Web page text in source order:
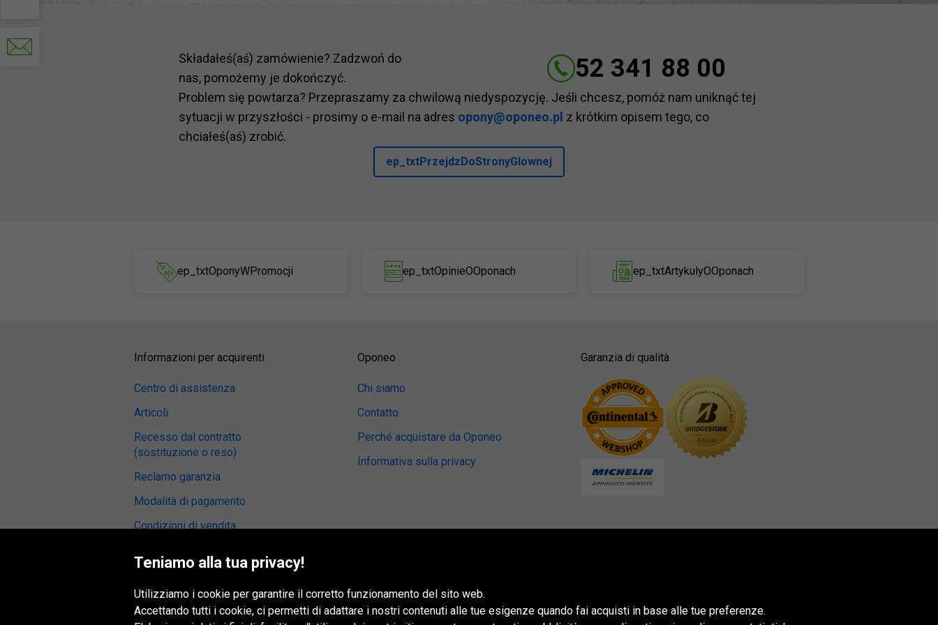
Składałeś(aś) zamówienie? Zadzwoń do
nas, pomożemy je dokończyć.
52 341 88 00
Problem się powtarza? Przepraszamy za chwilową niedyspozycję. Jeśli chcesz, pomóż nam uniknąć tej
sytuacji w przyszłości - prosimy o e-mail na adres opony@oponeo.pl z krótkim opisem tego, co
chciałeś(aś) zrobić.
ep_txtPrzejdzDoStronyGlownej
ep_txtOponyWPromocji ep_txtOpinieOOponach ep_txtArtykulyOOponach
Informazioni per acquirenti
Centro di assistenza
Articoli
Recesso dal contratto
(sostituzione o reso)
Reclamo garanzia
Modalità di pagamento
Condizioni di vendita
Accessabilità digitale
Oponeo
Chi siamo
Contatto
Perché acquistare da Oponeo
Informativa sulla privacy
Garanzia di qualità
Teniamo alla tua privacy!
Utilizziamo i cookie per garantire il corretto funzionamento del sito web.
Accettando tutti i cookie, ci permetti di adattare i nostri contenuti alle tue esigenze quando fai acquisti in base alle tue preferenze.